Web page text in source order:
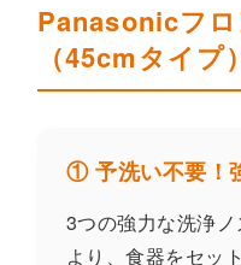
Panasonicフ
（45cmタイプ
① 予洗い不要！
3つの強力な洗浄
より、食器をセッ